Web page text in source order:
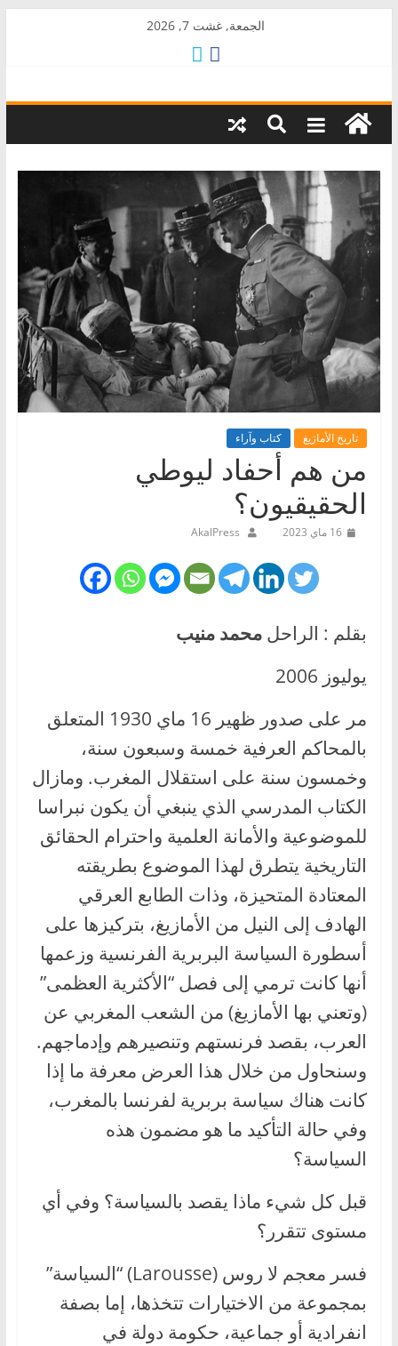
الجمعة, غشت 7, 2026
AkalPress
منبر
المغرب
تاريخ الأمازيغ كتاب وآراء
من هم أحفاد ليوطي
الحقيقيون؟
16 ماي 2023 AkalPress
بقلم : الراحل محمد منيب
يوليوز 2006
مر
على صدور ظهير 16 ماي 1930 المتعلق
بالمحاكم العرفية خمسة وسبعون سنة،
وخمسون سنة على استقلال المغرب. ومازال
الكتاب المدرسي الذي ينبغي أن يكون نبراسا
للموضوعية والأمانة العلمية واحترام الحقائق
التاريخية يتطرق لهذا الموضوع بطريقته
المعتادة المتحيزة، وذات الطابع العرقي
الهادف إلى النيل من الأمازيغ، بتركيزها على
أسطورة السياسة البربرية الفرنسية وزعمها
أنها كانت ترمي إلى فصل “الأكثرية العظمى”
(وتعني بها الأمازيغ) من الشعب المغربي عن
العرب، بقصد فرنستهم وتنصيرهم وإدماجهم.
وسنحاول من خلال هذا العرض معرفة ما إذا
كانت هناك سياسة بربرية لفرنسا بالمغرب،
وفي حالة التأكيد ما هو مضمون هذه
السياسة؟
قبل كل شيء ماذا يقصد بالسياسة؟ وفي أي
مستوى تتقرر؟
فسر معجم لا روس (Larousse) “السياسة”
بمجموعة من الاختيارات تتخذها، إما بصفة
انفرادية أو جماعية، حكومة دولة في